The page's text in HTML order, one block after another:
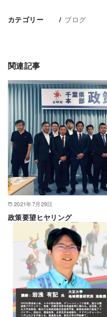
カテゴリー ブログ
関連記事
2021年7月29日
政策要望ヒヤリング